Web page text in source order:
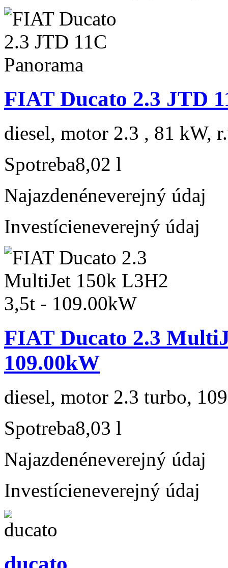
FIAT Ducato 2.3 JTD
diesel, motor 2.3 , 81 kW,
Spotreba8,02 l
Najazdenéneverejný údaj
Investícieneverejný údaj
FIAT Ducato 2.3
109.00kW
diesel, motor 2.3 turbo,
Spotreba8,03 l
Najazdenéneverejný údaj
Investícieneverejný údaj